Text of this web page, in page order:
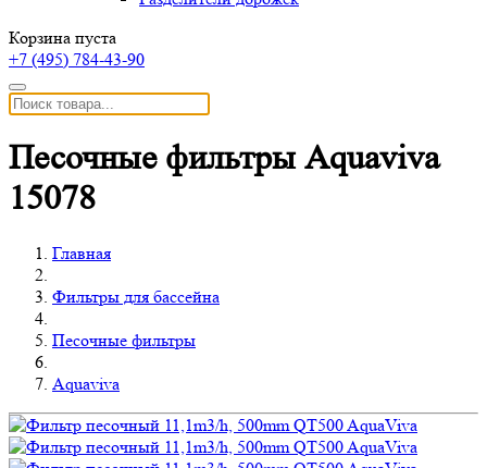
Корзина пуста
+7 (495) 784-43-90
Песочные фильтры Aquaviva
15078
Главная
Фильтры для бассейна
Песочные фильтры
Aquaviva